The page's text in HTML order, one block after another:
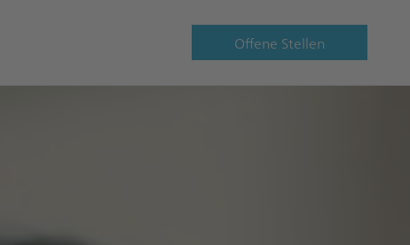
Offene Stellen